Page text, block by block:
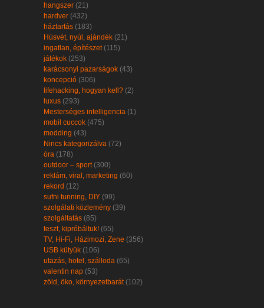
hangszer (21)
hardver (432)
háztartás (183)
Húsvét, nyúl, ajándék (21)
ingatlan, építészet(115)
játékok (253)
karácsonyi pazarságok (43)
koncepció (306)
lifehacking, hogyan kell? (2)
luxus (293)
Mesterséges intelligencia (1)
mobil cuccok (475)
modding (43)
Nincs kategorizálva (72)
óra (178)
outdoor – sport(300)
reklám, viral, marketing (60)
rekord (12)
sufni tunning, DIY (99)
szolgálati közlemény (39)
szolgáltatás (85)
teszt, kipróbáltuk! (65)
TV, Hi-Fi, Házimozi, Zene (356)
USB kütyük (106)
utazás, hotel, szálloda (65)
valentin nap (53)
zöld, öko, környezetbarát(102)